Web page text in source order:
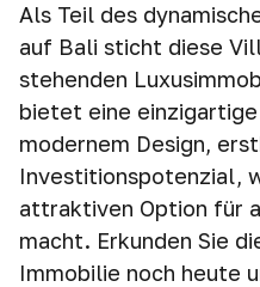
Als Teil des
auf Bali sticht diese
stehenden
bietet eine
modernem Design,
Investitionspotenzial,
attraktiven Option für
macht. Erkunden Sie
Immobilie noch heute